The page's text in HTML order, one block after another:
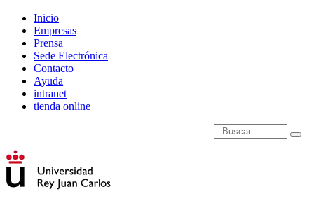
Inicio
Empresas
Prensa
Sede Electrónica
Contacto
Ayuda
intranet
tienda online
Introduce términos de